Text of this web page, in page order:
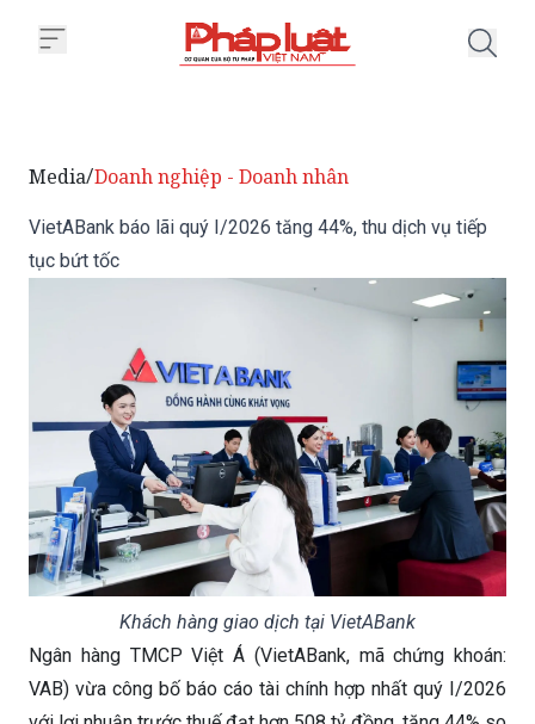
Media/Doanh nghiệp - Doanh nhân
VietABank báo lãi quý I/2026 tăng 44%, thu dịch vụ tiếp
Khách hàng giao dịch tại VietABank